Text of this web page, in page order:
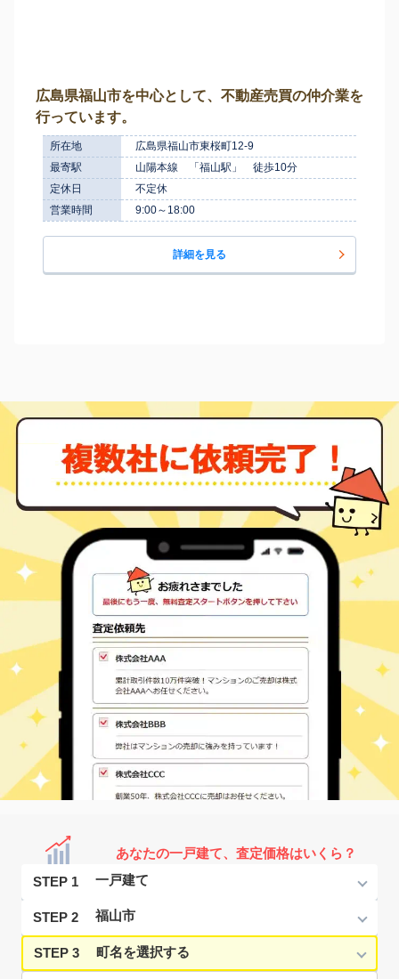
広島県福山市を中心として、不動産売買の仲介業を
行っています。
所在地
広島県福山市東桜町12-9
最寄駅
山陽本線 「福山駅」 徒歩10分
定休日
不定休
営業時間
9:00～18:00
詳細を見る
あなたの一戸建て、査定価格はいくら？
STEP 1
STEP 2
STEP 3